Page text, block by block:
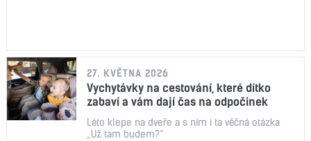
27. KVĚTNA 2026
Vychytávky na cestování, které dítko
zabaví a vám dají čas na odpočinek
Léto klepe na dveře a s ním i ta věčná otázka
„Už tam budem?“